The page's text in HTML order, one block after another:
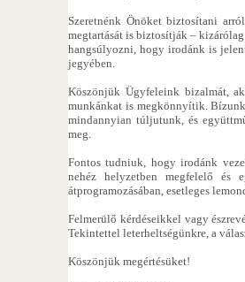
Szeretnénk Önöket biztosítani
megtartását is biztosítják –
hangsúlyozni, hogy irodánk is
jegyében.
Köszönjük Ügyfeleink bizalmát,
munkánkat is megkönnyítik.
mindannyian túljutunk, és
meg.
Fontos tudniuk, hogy irodánk
nehéz helyzetben megfelelő és
átprogramozásában, esetleges
Felmerülő kérdéseikkel vagy
Tekintettel leterheltségünkre, a
Köszönjük megértésüket!